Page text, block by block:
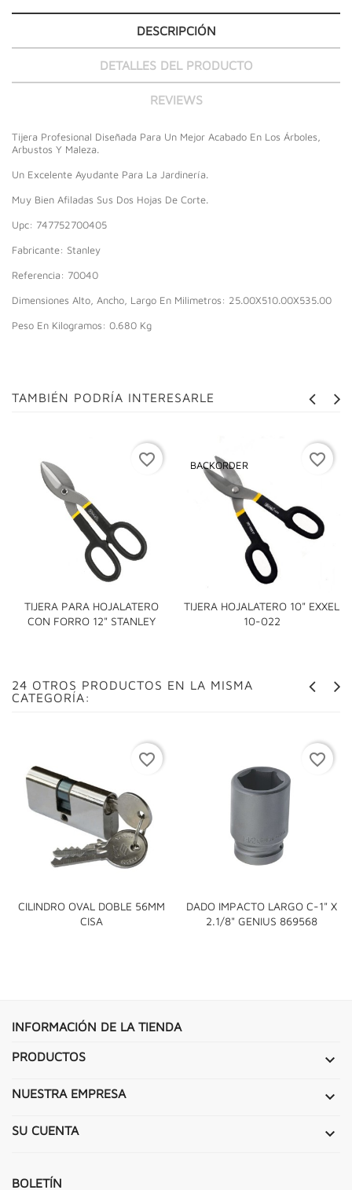
DESCRIPCIÓN
DETALLES DEL PRODUCTO
REVIEWS
Tijera Profesional Diseñada Para Un Mejor Acabado En Los Árboles,
Arbustos Y Maleza.
Un Excelente Ayudante Para La Jardinería.
Muy Bien Afiladas Sus Dos Hojas De Corte.
Upc: 747752700405
Fabricante: Stanley
Referencia: 70040
Dimensiones Alto, Ancho, Largo En Milimetros: 25.00X510.00X535.00
Peso En Kilogramos: 0.680 Kg
TAMBIÉN PODRÍA INTERESARLE
TIJERA PARA HOJALATERO
CON FORRO 12" STANLEY
favorite_border
TIJERA HOJALATERO 10" EXXEL
10-022
BACKORDER favorite_border
24 OTROS PRODUCTOS EN LA MISMA
CATEGORÍA:
CILINDRO OVAL DOBLE 56MM
CISA
favorite_border
DADO IMPACTO LARGO C-1" X
2.1/8" GENIUS 869568
favorite_border
INFORMACIÓN DE LA TIENDA
PRODUCTOS 
NUESTRA EMPRESA 
SU CUENTA 
BOLETÍN